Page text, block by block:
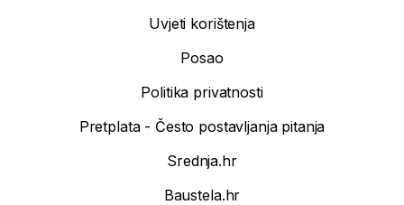
Uvjeti korištenja
Posao
Politika privatnosti
Pretplata - Često postavljanja pitanja
Srednja.hr
Baustela.hr